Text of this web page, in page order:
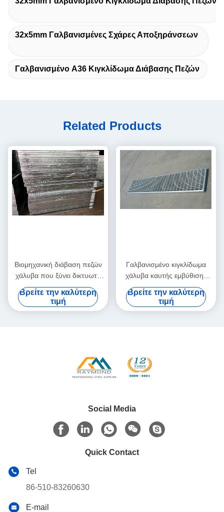
32x5mm Γαλβανισμένες Σχάρες Αποξηράνσεων
Γαλβανισμένο A36 Κιγκλίδωμα Διάβασης Πεζών
Related Products
Βιομηχανική διάβαση πεζών
χάλυβα που ξύνει δικτυωτό
πλέγμα πλαισίων σπειρών
χάλυβα 824mm το προ
χρωματισμένο
Βρείτε την καλύτερη
τιμή
Γαλβανισμένο κιγκλίδωμα
χάλυβα καυτής εμβύθισης
επιτροπών κιγκλιδωμάτων
χάλυβα σχαρών γεφυρών
μετάλλων ΜΒ T13912
Βρείτε την καλύτερη
τιμή
Social Media
Quick Contact
Tel
86-510-83260630
E-mail